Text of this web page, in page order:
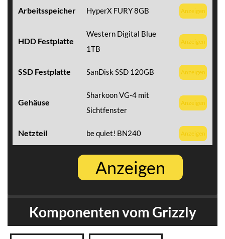
Arbeitsspeicher HyperX FURY 8GB Anzeigen
HDD Festplatte
Western Digital Blue
1TB
Anzeigen
SSD Festplatte SanDisk SSD 120GB Anzeigen
Gehäuse
Sharkoon VG-4 mit
Sichtfenster
Anzeigen
Netzteil be quiet! BN240 Anzeigen
Komponenten vom Grizzly